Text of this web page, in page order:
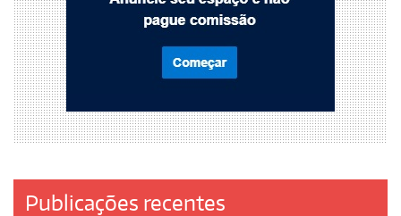
Publicações recentes